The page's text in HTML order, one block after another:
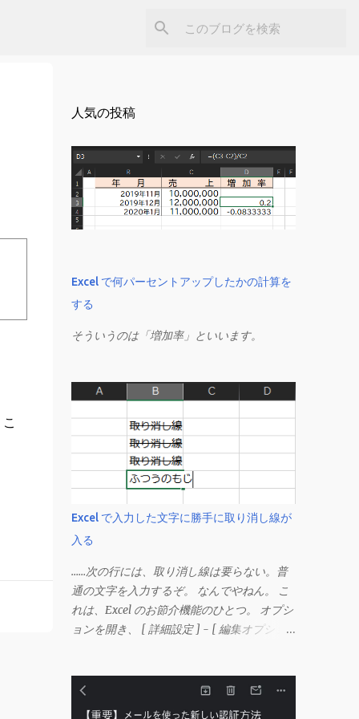
人気の投稿
Excel で何パーセントアップしたかの計算を
する
そういうのは「増加率」といいます。
Excel で入力した文字に勝手に取り消し線が
入る
……次の行には、取り消し線は要らない。普
通の文字を入力するぞ。 なんでやねん。 こ
れは、Excel のお節介機能のひとつ。 オプシ
ョンを開き、 [ 詳細設定 ] - [ 編集オプショ
能は、同じ形式（この場合は取り消し線）が
3 行以上続いた際、次のセルにも自動的に同